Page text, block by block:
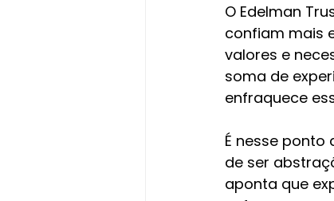
O Edelman
confiam mais
valores e
soma de
enfraquece
É nesse
de ser
aponta que